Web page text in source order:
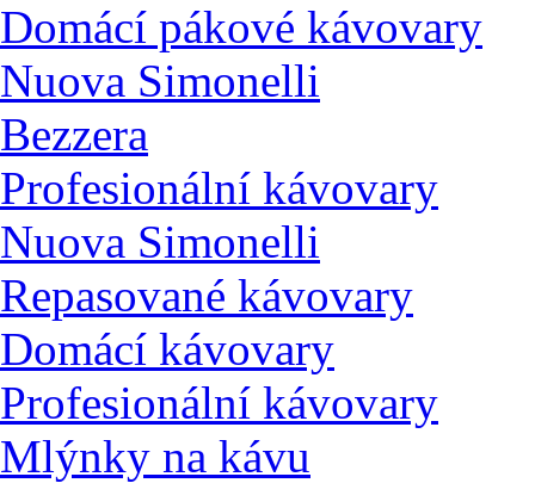
Domácí pákové kávovary
Nuova Simonelli
Bezzera
Profesionální kávovary
Nuova Simonelli
Repasované kávovary
Domácí kávovary
Profesionální kávovary
Mlýnky na kávu